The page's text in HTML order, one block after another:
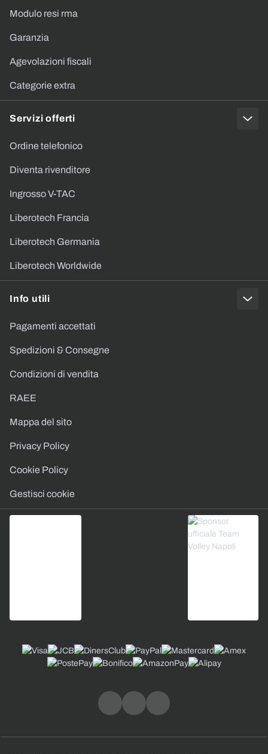
Modulo resi rma
Garanzia
Agevolazioni fiscali
Categorie extra
Servizi offerti
Ordine telefonico
Diventa rivenditore
Ingrosso V-TAC
Liberotech Francia
Liberotech Germania
Liberotech Worldwide
Info utili
Pagamenti accettati
Spedizioni & Consegne
Condizioni di vendita
RAEE
Mappa del sito
Privacy Policy
Cookie Policy
Gestisci cookie